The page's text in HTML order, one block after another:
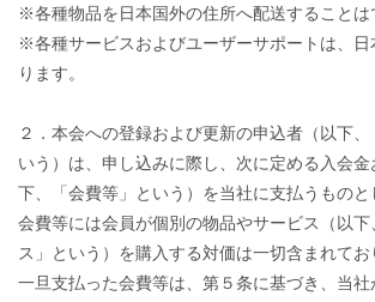
※各種物品を日本国外の住所へ配送することは
※各種サービスおよびユーザーサポートは、日
ります。
２．本会への登録および更新の申込者（以下、
いう）は、申し込みに際し、次に定める入会金
下、「会費等」という）を当社に支払うものと
会費等には会員が個別の物品やサービス（以
ス」という）を購入する対価は一切含まれてお
一旦支払った会費等は、第５条に基づき、当